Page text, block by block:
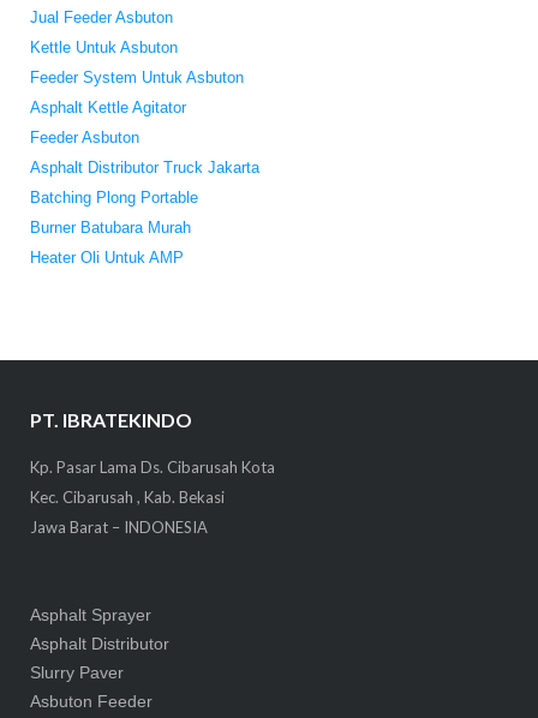
Jual Feeder Asbuton
Kettle Untuk Asbuton
Feeder System Untuk Asbuton
Asphalt Kettle Agitator
Feeder Asbuton
Asphalt Distributor Truck Jakarta
Batching Plong Portable
Burner Batubara Murah
Heater Oli Untuk AMP
PT. IBRATEKINDO
Kp. Pasar Lama Ds. Cibarusah Kota
Kec. Cibarusah , Kab. Bekasi
Jawa Barat – INDONESIA
Asphalt Sprayer
Asphalt Distributor
Slurry Paver
Asbuton Feeder